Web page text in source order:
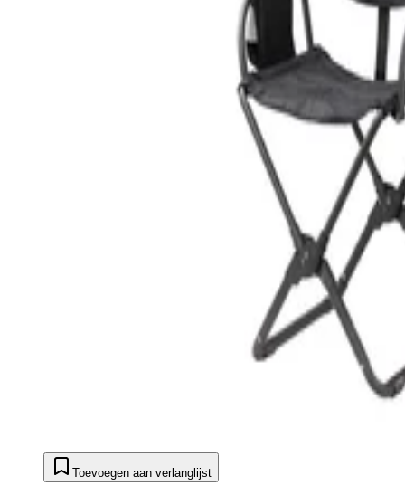
Toevoegen aan verlanglijst